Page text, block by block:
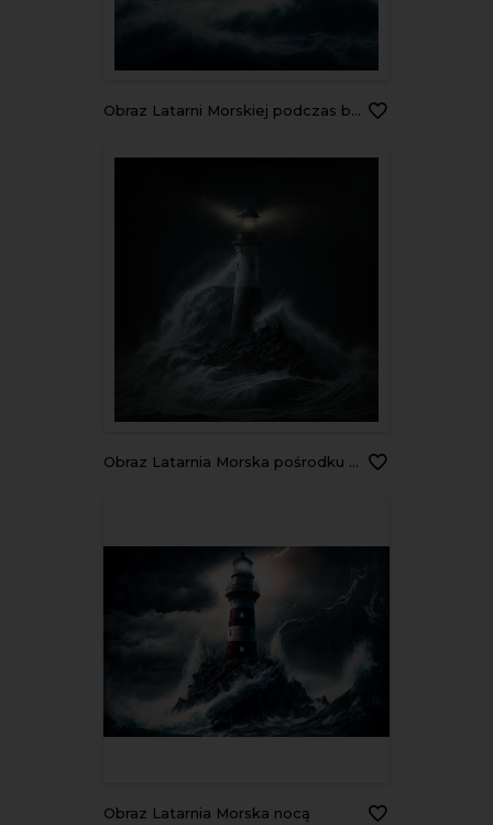
Obraz Latarni Morskiej podczas burzy
Obraz Latarnia Morska pośrodku fal oceanu
Obraz Latarnia Morska nocą